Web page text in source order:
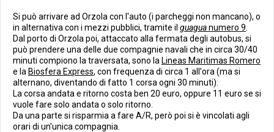
Si può arrivare ad Orzola con l'auto (i parcheggi non mancano), o
in alternativa con i mezzi pubblici, tramite il guaguanumero 9
Dal porto di Orzola poi, attaccato alla fermata degli autobus, si
può prendere una delle due compagnie navali che in circa 30/40
minuti compiono la traversata, sono la Lineas Maritimas Romero
e la Biosfera Express, con frequenza di circa 1 all'ora (ma si
alternano, diventando di fatto 1 corsa ogni 30 minuti).
La corsa andata e ritorno costa ben 20 euro, oppure 11 euro se si
vuole fare solo andata o solo ritorno.
Da una parte si risparmia a fare A/R, però poi si è vincolati agli
orari di un'unica compagnia.